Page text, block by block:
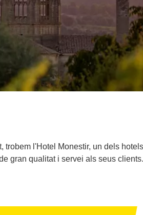
l'Hotel Monestir, un dels
gran qualitat i servei als seus clients.